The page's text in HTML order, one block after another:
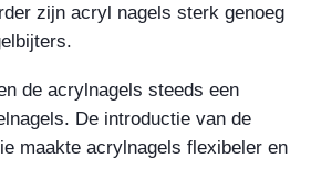
zijn acryl nagels sterk genoeg
de acrylnagels steeds een
De introductie van de
maakte acrylnagels flexibeler en